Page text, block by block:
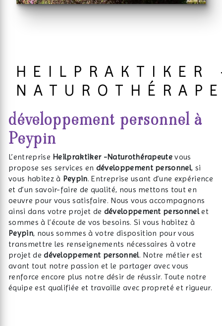
HEILPRAKTIKER
développement personnel à
Peypin
L’entreprise Heilpraktiker -Naturothérapeute vous
propose ses services en développement personnel, si
vous habitez à Peypin. Entreprise usant d’une expérience
et d’un savoir-faire de qualité, nous mettons tout en
oeuvre pour vous satisfaire. Nous vous accompagnons
ainsi dans votre projet de développement personnelet
sommes à l’écoute de vos besoins. Si vous habitez à
Peypin, nous sommes à votre disposition pour vous
transmettre les renseignements nécessaires à votre
projet dedéveloppement personnel. Notre métier est
avant tout notre passion et le partager avec vous
renforce encore plus notre désir de réussir. Toute notre
équipe est qualifiée et travaille avec propreté et rigueur.